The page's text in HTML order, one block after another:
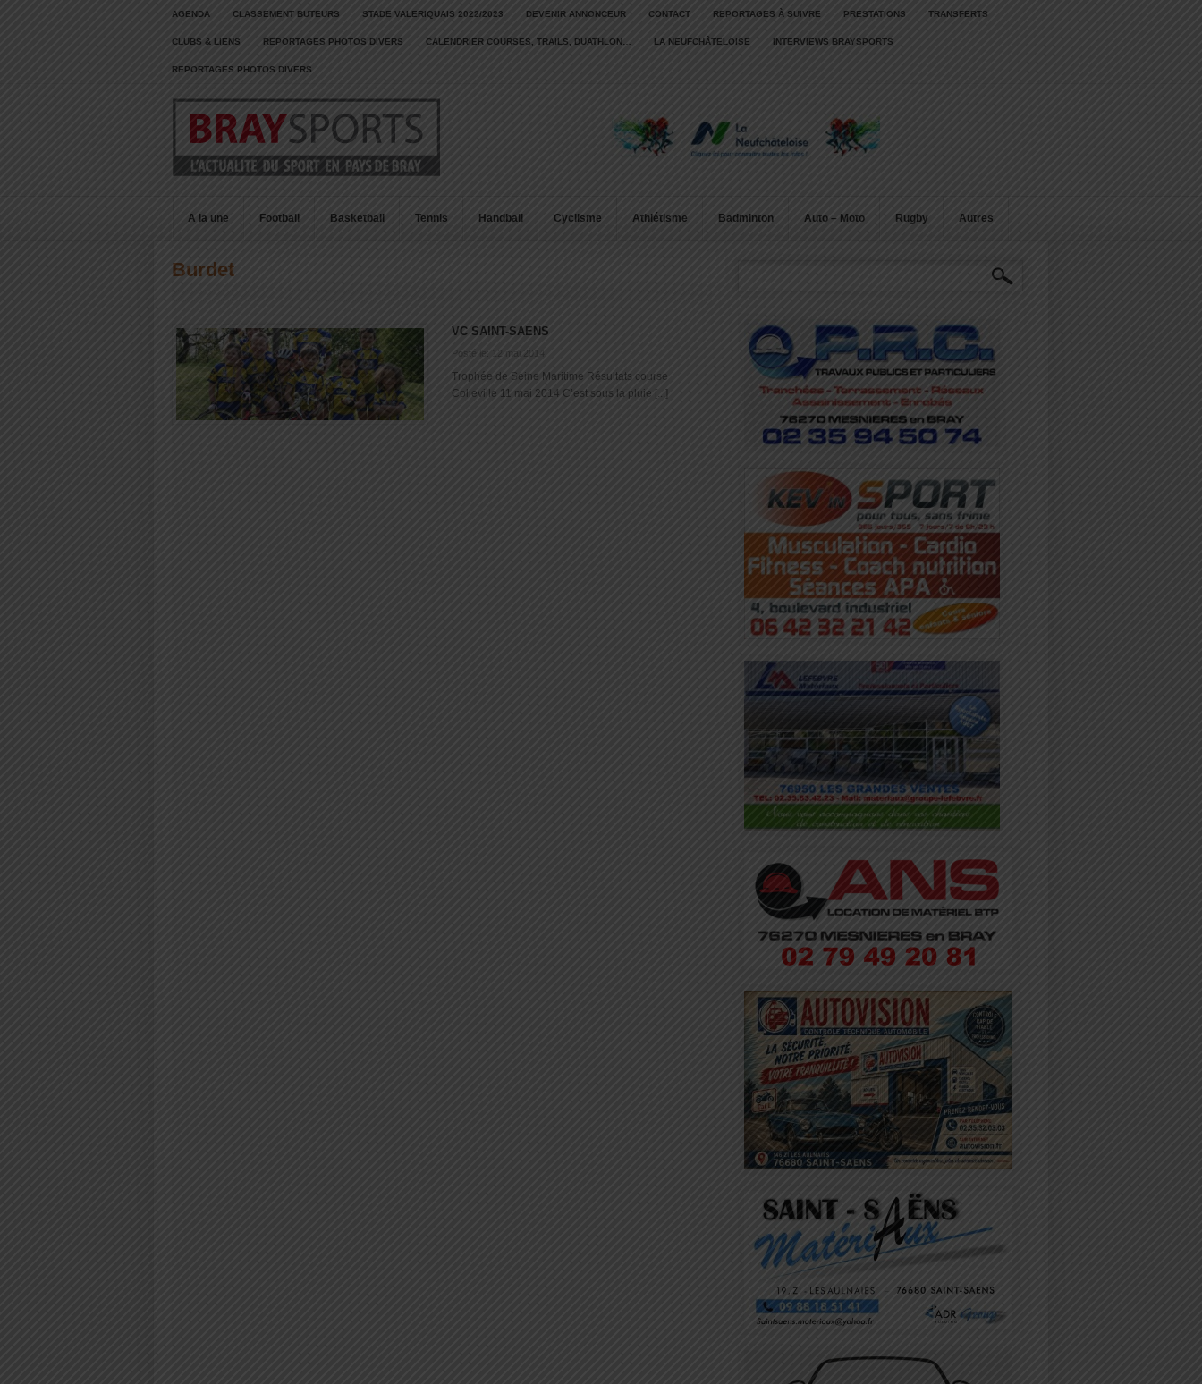
AGENDA CLASSEMENT BUTEURS STADE VALERIQUAIS 2022/2023 DEVENIR ANNONCEUR CONTACT REPORTAGES À SUIVRE PRESTATIONS TRANSFERTS
CLUBS & LIENS REPORTAGES PHOTOS DIVERS CALENDRIER COURSES, TRAILS, DUATHLON… LA NEUFCHÂTELOISE INTERVIEWS BRAYSPORTS
REPORTAGES PHOTOS DIVERS
A la une Football Basketball Tennis Handball Cyclisme Athlétisme Badminton Auto – Moto Rugby Autres
Burdet
VC SAINT-SAENS
Posté le: 12 mai 2014
Trophée de Seine Maritime Résultats course
Colleville 11 mai 2014 C’est sous la pluie [...]